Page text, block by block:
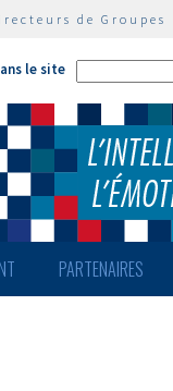
de Groupes
le site
PARTENAIRES